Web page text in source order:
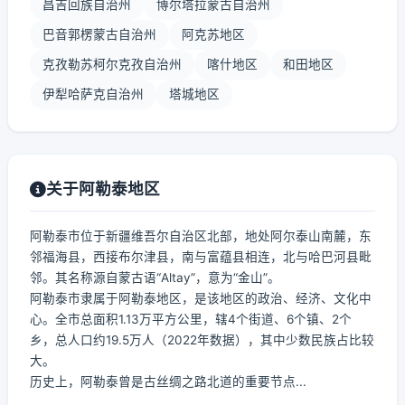
昌吉回族自治州 博尔塔拉蒙古自治州
巴音郭楞蒙古自治州 阿克苏地区
克孜勒苏柯尔克孜自治州 喀什地区 和田地区
伊犁哈萨克自治州 塔城地区
关于阿勒泰地区
阿勒泰市位于新疆维吾尔自治区北部，地处阿尔泰山南麓，东
邻福海县，西接布尔津县，南与富蕴县相连，北与哈巴河县毗
邻。其名称源自蒙古语“Altay”，意为“金山”。
阿勒泰市隶属于阿勒泰地区，是该地区的政治、经济、文化中
心。全市总面积1.13万平方公里，辖4个街道、6个镇、2个
乡，总人口约19.5万人（2022年数据），其中少数民族占比较
大。
历史上，阿勒泰曾是古丝绸之路北道的重要节点...